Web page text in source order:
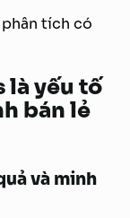
tích có
là yếu tố
bán lẻ
và minh